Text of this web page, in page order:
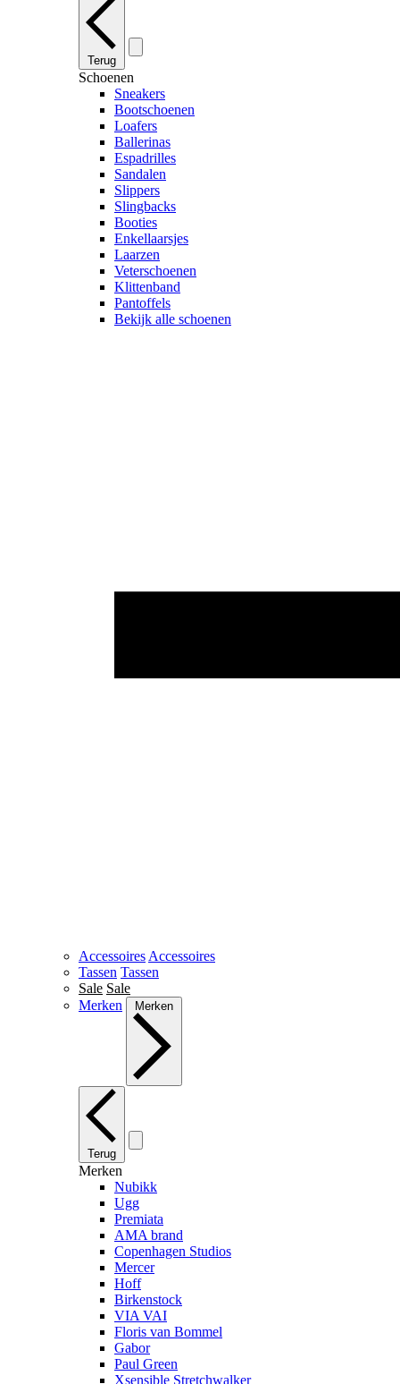
Terug
Schoenen
Sneakers
Bootschoenen
Loafers
Ballerinas
Espadrilles
Sandalen
Slippers
Slingbacks
Booties
Enkellaarsjes
Laarzen
Veterschoenen
Klittenband
Pantoffels
Bekijk alle schoenen
Accessoires Accessoires
Tassen Tassen
Sale Sale
Merken
Merken
Terug
Merken
Nubikk
Ugg
Premiata
AMA brand
Copenhagen Studios
Mercer
Hoff
Birkenstock
VIA VAI
Floris van Bommel
Gabor
Paul Green
Xsensible Stretchwalker